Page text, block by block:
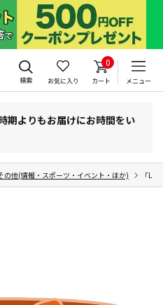
検索 お気に入り
0
カート メニュー
期よりもお届けにお時間をい
の他(情報・スポーツ・イベント・ほか) 「